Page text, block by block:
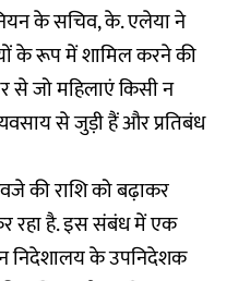
के सचिव, के. एलेया ने
के रूप में शामिल करने की
से जो महिलाएं किसी न
से जुड़ी हैं और प्रतिबंध
की राशि को बढ़ाकर
रहा है. इस संबंध में एक
निदेशालय के उपनिदेशक